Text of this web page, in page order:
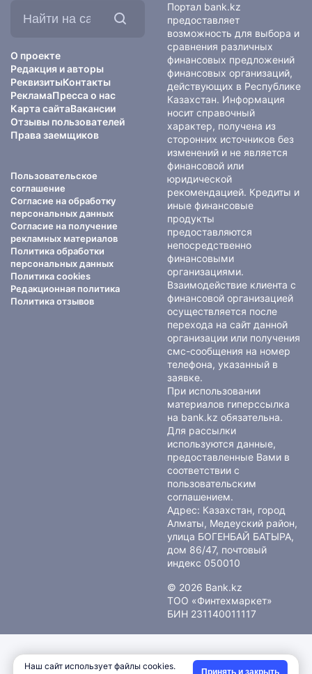
О проекте
Редакция и авторы
РеквизитыКонтакты
РекламаПресса о нас
Карта сайтаВакансии
Отзывы пользователей
Права заемщиков
Пользовательское
соглашение
Согласие на обработку
персональных данных
Согласие на получение
рекламных материалов
Политика обработки
персональных данных
Политика cookies
Редакционная политика
Политика отзывов
Портал bank.kz
предоставляет
возможность для выбора и
сравнения различных
финансовых предложений
финансовых организаций,
действующих в Республике
Казахстан. Информация
носит справочный
характер, получена из
сторонних источников без
изменений и не является
финансовой или
юридической
рекомендацией. Кредиты и
иные финансовые
продукты
предоставляются
непосредственно
финансовыми
организациями.
Взаимодействие клиента с
финансовой организацией
осуществляется после
перехода на сайт данной
организации или получения
смс-сообщения на номер
телефона, указанный в
заявке.
При использовании
материалов гиперссылка
на bank.kz обязательна.
Для рассылки
используются данные,
предоставленные Вами в
соответствии с
пользовательским
соглашением.
Адрес: Казахстан, город
Алматы, Медеуский район,
улица БОГЕНБАЙ БАТЫРА,
дом 86/47, почтовый
индекс 050010
© 2026 Bank.kz
ТОО «Финтехмаркет»
БИН 231140011117
Наш сайт использует файлы cookies.
Принять и закрыть